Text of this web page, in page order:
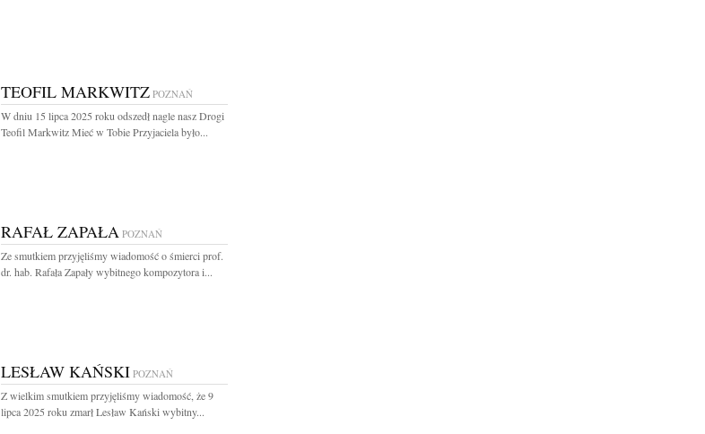
TEOFIL MARKWITZ POZNAŃ
W dniu 15 lipca 2025 roku odszedł nagle nasz Drogi
Teofil Markwitz Mieć w Tobie Przyjaciela było...
RAFAŁ ZAPAŁA POZNAŃ
Ze smutkiem przyjęliśmy wiadomość o śmierci prof.
dr. hab. Rafała Zapały wybitnego kompozytora i...
LESŁAW KAŃSKI POZNAŃ
Z wielkim smutkiem przyjęliśmy wiadomość, że 9
lipca 2025 roku zmarł Lesław Kański wybitny...